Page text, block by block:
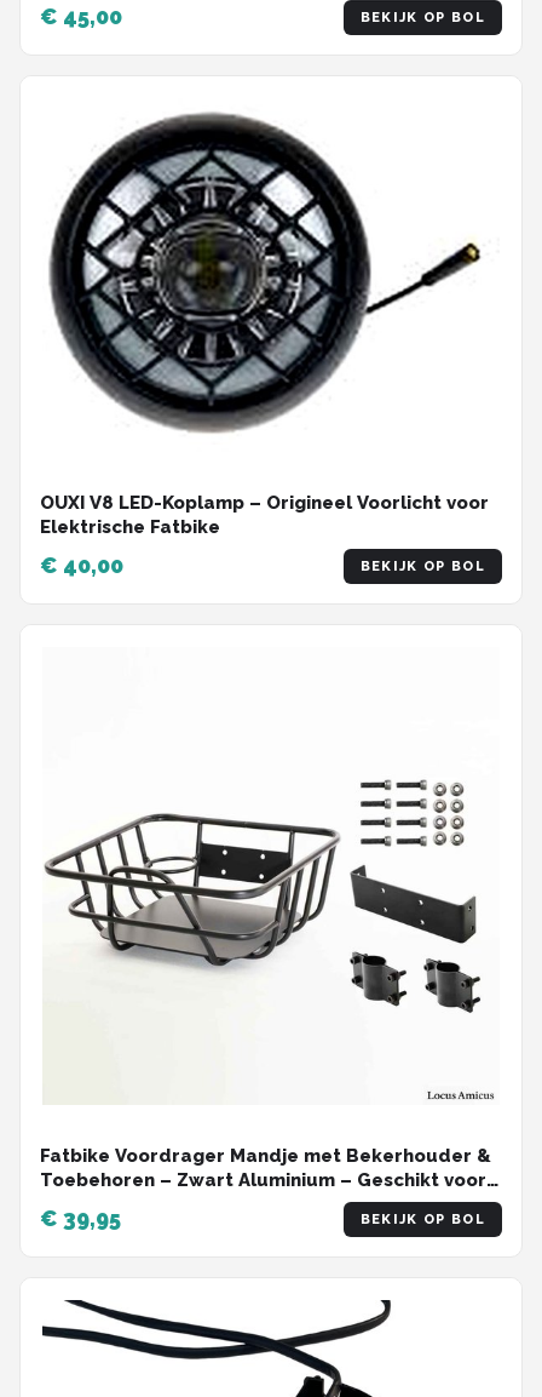
€ 45,00 BEKIJK OP BOL
OUXI V8 LED-Koplamp – Origineel Voorlicht voor
Elektrische Fatbike
€ 40,00 BEKIJK OP BOL
Fatbike Voordrager Mandje met Bekerhouder &
Toebehoren – Zwart Aluminium – Geschikt voor
€ 39,95 BEKIJK OP BOL